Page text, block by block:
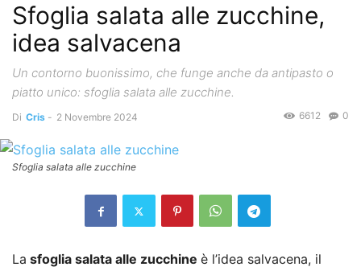
Sfoglia salata alle zucchine,
idea salvacena
Un contorno buonissimo, che funge anche da antipasto o
piatto unico: sfoglia salata alle zucchine.
Di Cris - 2 Novembre 2024 0
6612
Sfoglia salata alle zucchine
La sfoglia salata alle zucchine è l’idea salvacena, il